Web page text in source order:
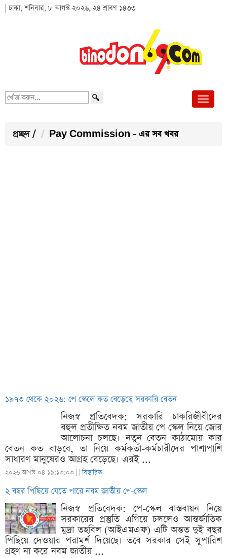
| ঢাকা, শনিবার, ৮ আগস্ট ২০২৬, ২৪ শ্রাবণ ১৪৩৩
খোঁজ
প্রচ্ছদ / Pay Commission - এর সব খবর
১৯৭৩ থেকে ২০২৬: পে স্কেলে কত বেড়েছে সরকারি বেতন
নিজস্ব প্রতিবেদক: সরকারি চাকরিজীবীদের
বহুল প্রতীক্ষিত নবম জাতীয় পে স্কেল নিয়ে জোর
আলোচনা চলছে। নতুন বেতন কাঠামোয় কার
বেতন কত বাড়বে, তা নিয়ে কর্মকর্তা-কর্মচারীদের পাশাপাশি
সাধারণ মানুষেরও আগ্রহ বেড়েছে। এরই ...
২০২৬ আগস্ট ০৪ ১৯:১৩:০৩ | |বিস্তারিত
২ বছর পিছিয়ে যেতে পারে নবম জাতীয় পে-স্কেল
নিজস্ব প্রতিবেদক: পে-স্কেল বাস্তবায়ন নিয়ে
সরকারের প্রস্তুতি এগিয়ে চললেও আন্তর্জাতিক
মুদ্রা তহবিল (আইএমএফ) এটি অন্তত দুই বছর
পিছিয়ে দেওয়ার পরামর্শ দিয়েছে। তবে সরকার সেই সুপারিশ
গ্রহণ না করে নবম জাতীয় ...